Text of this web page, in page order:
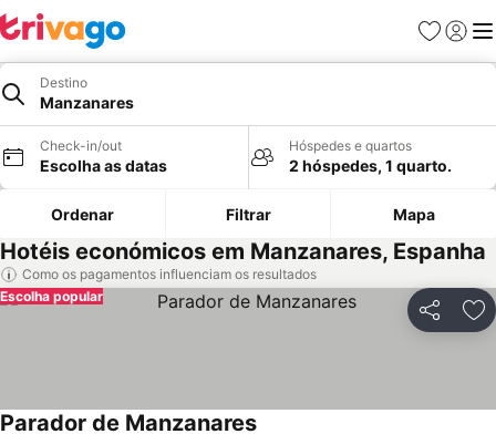
Favoritos
Iniciar
Destino
Manzanares
Check-in/out
Escolha as datas
Hóspedes e quartos
2 hóspedes, 1 quarto.
Ordenar Filtrar Mapa
Hotéis económicos em Manzanares, Espanha
Como os pagamentos influenciam os resultados
Partilhar
Escolha popular
Parador de Manzanares